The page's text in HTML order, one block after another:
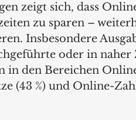
zeigt sich, dass
zu sparen –
Insbesondere
oder in
in den Bereichen
(43 %) und Online-